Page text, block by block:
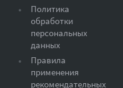
Политика
обработки
персональных
данных
Правила
применения
рекомендательных